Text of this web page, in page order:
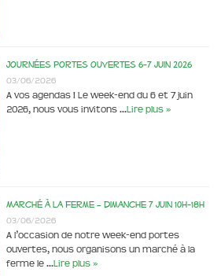
Journées portes ouvertes 6-7 juin 2026
03/06/2026
A vos agendas ! Le week-end du 6 et 7 juin
2026, nous vous invitons …Lire plus »
Marché à la ferme – dimanche 7 juin 10h-18h
03/06/2026
A l’occasion de notre week-end portes
ouvertes, nous organisons un marché à la
ferme le …Lire plus »